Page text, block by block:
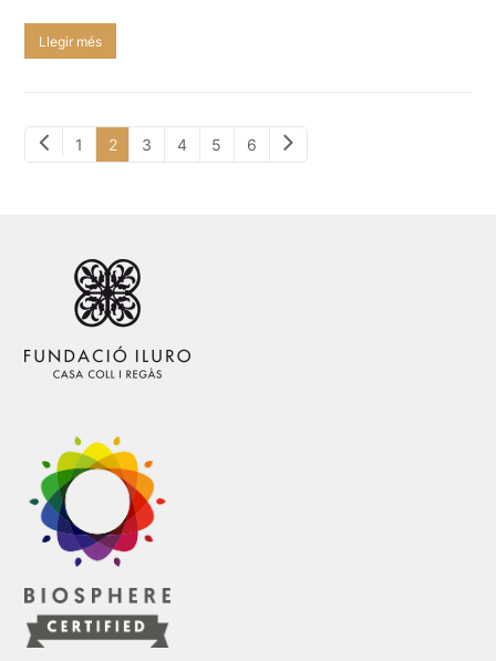
Llegir més
Anterior
Page
1 Page
2 Page
3 Page
4 Page
5 Page
6 Next